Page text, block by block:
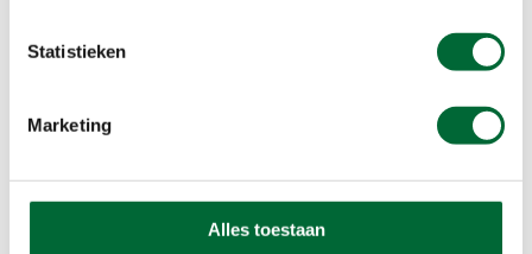
Statistieken
Marketing
Alles toestaan